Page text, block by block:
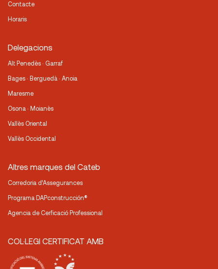
Contacte
Horaris
Delegacions
Alt Penedès · Garraf
Bages · Berguedà · Anoia
Maresme
Osona · Moianès
Vallès Oriental
Vallès Occidental
Altres marques del Cateb
Corredoria d’Assegurances
Programa DAPconstrucción®
Agencia de Cerficació Professional
COL·LEGI CERTIFICAT AMB